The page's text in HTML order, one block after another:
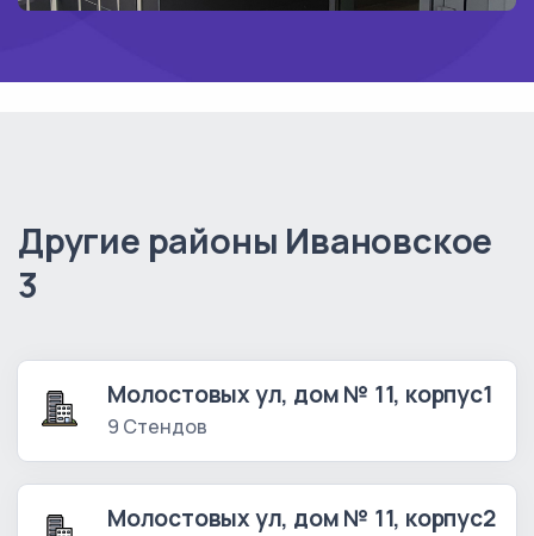
Другие районы Ивановское
3
Молостовых ул, дом № 11, корпус1
9 Стендов
Молостовых ул, дом № 11, корпус2